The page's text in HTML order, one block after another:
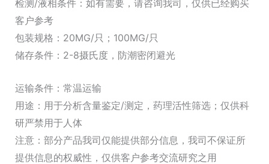
检测/液相条件：如有需要，请咨询我司，仅供已经购买
客户参考
包装规格：20MG/只；100MG/只
储存条件：2-8摄氏度，防潮密闭避光
运输条件：常温运输
用途：用于分析含量鉴定/测定，药理活性筛选；仅供科
研严禁用于人体
注意：部分产品我司仅能提供部分信息，我司不保证所
提供信息的权威性，仅供客户参考交流研究之用